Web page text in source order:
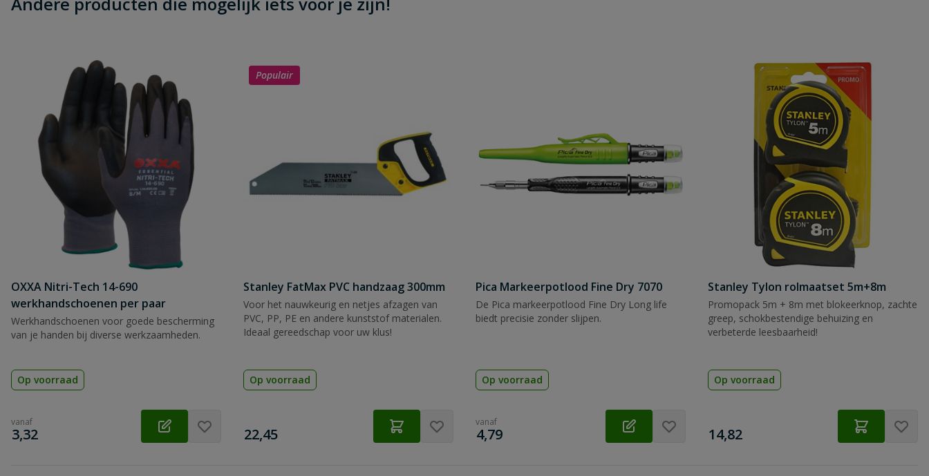
OXXA Nitri-Tech 14-690
werkhandschoenen per paar
Werkhandschoenen voor goede bescherming
van je handen bij diverse werkzaamheden.
Op voorraad
vanaf
€
3,32
Populair
Stanley FatMax PVC handzaag 300mm
Voor het nauwkeurig en netjes afzagen van
PVC, PP, PE en andere kunststof materialen.
Ideaal gereedschap voor uw klus!
Op voorraad
€
22,45
Pica Markeerpotlood Fine Dry 7070
De Pica markeerpotlood Fine Dry Long life
biedt precisie zonder slijpen.
Op voorraad
vanaf
€
4,79
Stanley Tylon rolmaatset 5m+8m
Promopack 5m + 8m met blokeerknop, zachte
greep, schokbestendige behuizing en
verbeterde leesbaarheid!
Op voorraad
€
14,82